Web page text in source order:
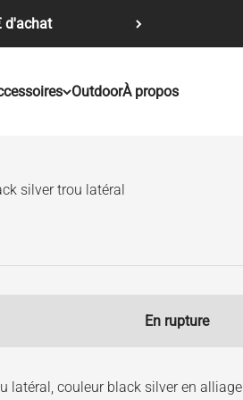
d'achat
OutdoorÀ propos
silver trou latéral
En rupture
latéral, couleur black silver en alliage